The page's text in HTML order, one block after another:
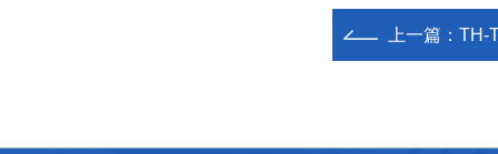
上一篇： TH-